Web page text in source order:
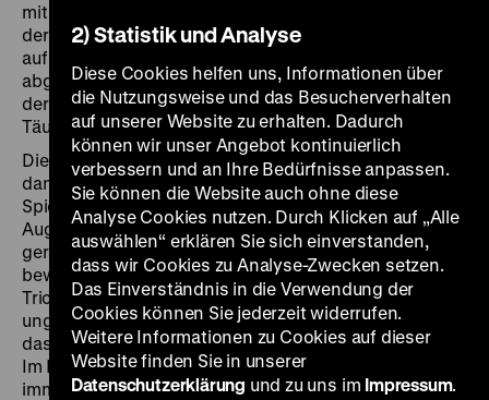
mit seinem diabolischen Zwillingsbruder Ludwig Ott,
der es nicht nur auf Sebastians Identität, sondern auch
auf dessen Braut Erika Mertens (Trude Marlen)
abgesehen hat. Die Liebe allerdings erweist sich als
der Filmkamera überlegen und durchschaut die
Täuschung.
Die Doppelrolle meistert der Schauspielprofi Forst
dank eines nuancenreichen, zurückgenommenen
Spiels bravourös. Manchmal ist es nur ein listiger
Augenaufschlag, der uns verrät, welcher Ott-Bruder
gerade im Bild ist. Der Regisseur Forst wiederum
bewegt sich in diesem mithilfe technisch hochwertiger
Trickaufnahmen gefertigten Kriminalstück sicher auf
ungewohntem Terrain. Erstaunlich unaufgeregt setzt er
das fröhlich verquaste Drehbuch in Szene. Forst weiß:
Im Kino, dem Medium der materiellen Illusion, ist Ich eh
immer schon ein anderer. (lf)
2) Statistik und Analyse
Diese Cookies helfen uns, Informationen über
die Nutzungsweise und das Besucherverhalten
auf unserer Website zu erhalten. Dadurch
können wir unser Angebot kontinuierlich
verbessern und an Ihre Bedürfnisse anpassen.
Sie können die Website auch ohne diese
Analyse Cookies nutzen. Durch Klicken auf „Alle
auswählen“ erklären Sie sich einverstanden,
dass wir Cookies zu Analyse-Zwecken setzen.
Das Einverständnis in die Verwendung der
Cookies können Sie jederzeit widerrufen.
Weitere Informationen zu Cookies auf dieser
Website finden Sie in unserer
Datenschutzerklärung und zu uns im Impressum.